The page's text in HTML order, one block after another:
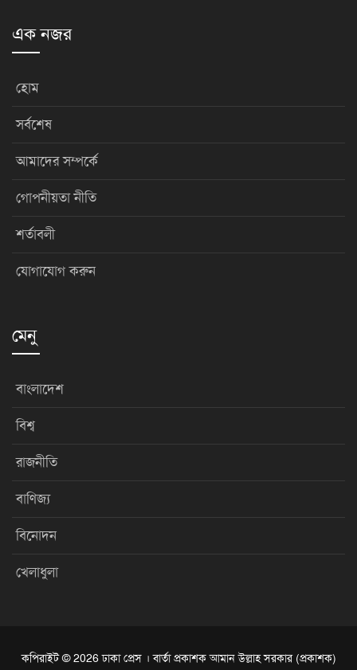
এক নজর
হোম
সর্বশেষ
আমাদের সম্পর্কে
গোপনীয়তা নীতি
শর্তাবলী
যোগাযোগ করুন
মেনু
বাংলাদেশ
বিশ্ব
রাজনীতি
বাণিজ্য
বিনোদন
খেলাধুলা
কপিরাইট © 2026 ঢাকা প্রেস । বার্তা প্রকাশক আমান উল্লাহ সরকার (প্রকাশক)